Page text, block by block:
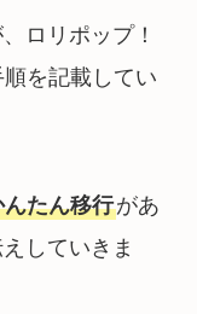
ロリポップ！
を記載してい
たん移行があ
していきま